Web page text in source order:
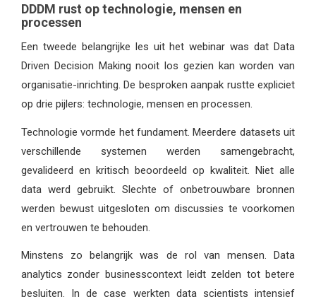
DDDM rust op technologie, mensen en
processen
Een tweede belangrijke les uit het webinar was dat Data
Driven Decision Making nooit los gezien kan worden van
organisatie-inrichting. De besproken aanpak rustte expliciet
op drie pijlers: technologie, mensen en processen.
Technologie vormde het fundament. Meerdere datasets uit
verschillende systemen werden samengebracht,
gevalideerd en kritisch beoordeeld op kwaliteit. Niet alle
data werd gebruikt. Slechte of onbetrouwbare bronnen
werden bewust uitgesloten om discussies te voorkomen
en vertrouwen te behouden.
Minstens zo belangrijk was de rol van mensen. Data
analytics zonder businesscontext leidt zelden tot betere
besluiten. In de case werkten data scientists intensief